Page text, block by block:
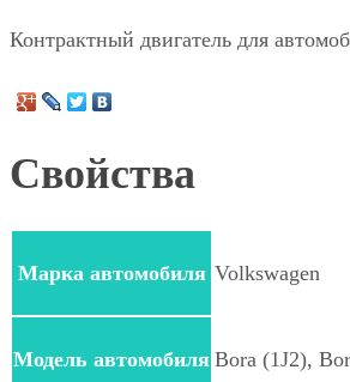
Контрактный двигатель для
Свойства
Марка автомобиля Volkswagen
Модель автомобиля Bora (1J2),